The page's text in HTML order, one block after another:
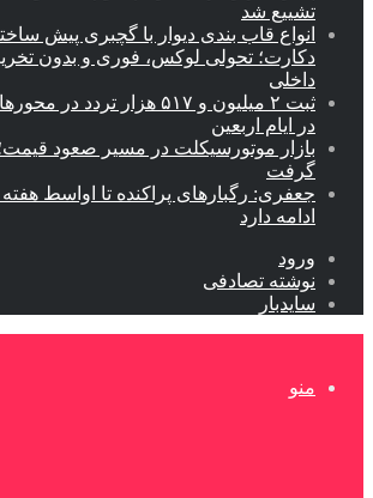
تشییع شد
انواع قاب بندی دیوار با گچبری پیش
دکارت؛ تحولی لوکس، فوری و بدون
داخلی
ثبت ۲ میلیون و ۵۱۷ هزار
در ایام اربعین
بازار موتورسیکلت در مسیر صعود قیمت؛
گرفت
جعفری: رگبارهای پراکنده تا اواسط هفته
ادامه دارد
ورود
نوشته تصادفی
سایدبار
منو